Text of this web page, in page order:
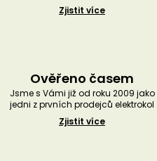
Zjistit více
Ověřeno časem
Jsme s Vámi již od roku 2009 jako
jedni z prvních prodejců elektrokol
Zjistit více